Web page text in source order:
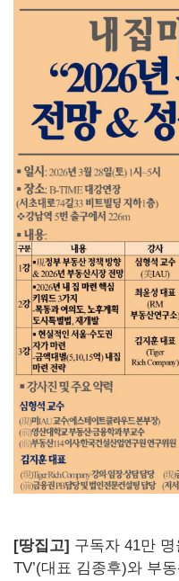
[땅집고] 구독자 41만 명
TV’(대표 김종후)와 부